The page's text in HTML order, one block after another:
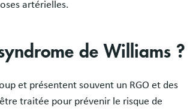
artérielles.
de Williams ?
et présentent souvent un RGO et des
traitée pour prévenir le risque de